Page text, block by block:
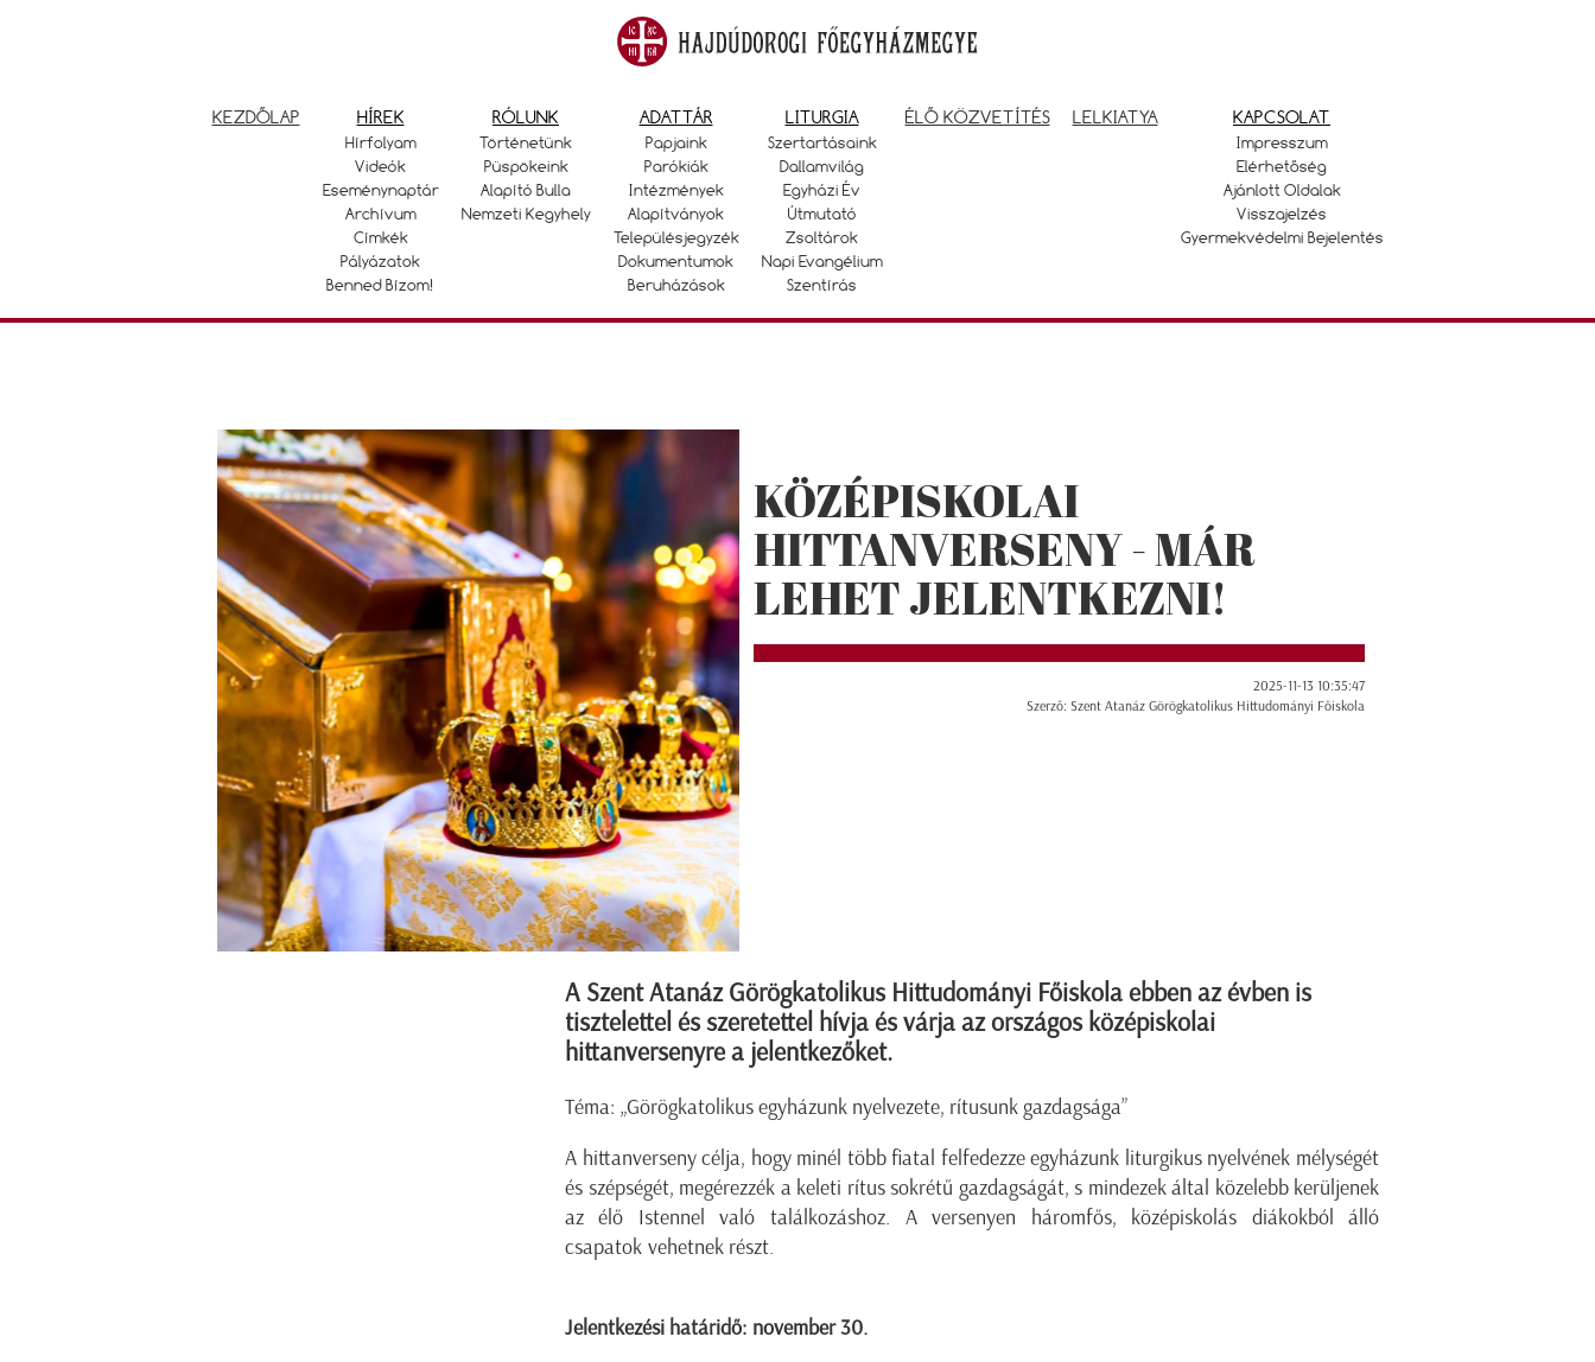
KEZDŐLAP HÍREK
Hírfolyam
Videók
Eseménynaptár
Archívum
Címkék
Pályázatok
Benned Bízom!
RÓLUNK
Történetünk
Püspökeink
Alapító Bulla
Nemzeti Kegyhely
ADATTÁR
Papjaink
Parókiák
Intézmények
Alapítványok
Településjegyzék
Dokumentumok
Beruházások
LITURGIA
Szertartásaink
Dallamvilág
Egyházi Év
Útmutató
Zsoltárok
Napi Evangélium
Szentírás
ÉLŐ KÖZVETÍTÉS LELKIATYA KAPCSOLAT
Impresszum
Elérhetőség
Ajánlott Oldalak
Visszajelzés
Gyermekvédelmi Bejelentés
KÖZÉPISKOLAI
HITTANVERSENY - MÁR
LEHET JELENTKEZNI!
2025-11-13 10:35:47
Szerző: Szent Atanáz Görögkatolikus Hittudományi Főiskola
A Szent Atanáz Görögkatolikus Hittudományi Főiskola ebben az évben is
tisztelettel és szeretettel hívja és várja az országos középiskolai
hittanversenyre a jelentkezőket.
Téma: „Görögkatolikusegyházunk nyelvezete, rítusunk gazdagsága”
A hittanverseny célja, hogy minél több fiatal felfedezzeegyházunk liturgikus nyelvének mélységét
és szépségét, megérezzék a keleti rítus sokrétű gazdagságát, s mindezek által közelebb kerüljenek
az élő Istennel való találkozáshoz. A versenyen háromfős, középiskolás diákokból álló
csapatok vehetnek részt.
Jelentkezési határidő: november 30.